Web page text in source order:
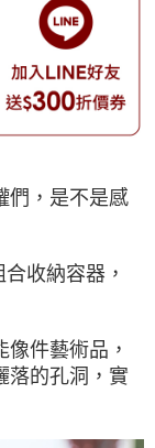
們，是不是感
收納容器，
件藝術品，
落的孔洞，實